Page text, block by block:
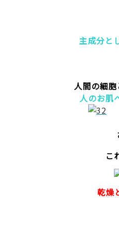
主成分と
人間の細胞
人のお肌
こ
乾燥